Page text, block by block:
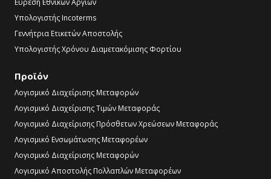
Εύρεση Εθνικών Αργιών
Υπολογιστής Incoterms
Γεννήτρια Ετικετών Αποστολής
Υπολογιστής Χρόνου Διαμετακόμισης Φορτίου
Προϊόν
Λογισμικό Διαχείρισης Μεταφορών
Λογισμικό Διαχείρισης Τιμών Μεταφοράς
Λογισμικό Διαχείρισης Πρόσθετων Χρεώσεων Μεταφοράς
Λογισμικό Ενσωμάτωσης Μεταφορέων
Λογισμικό Διαχείρισης Μεταφορών
Λογισμικό Αποστολής Πολλαπλών Μεταφορέων